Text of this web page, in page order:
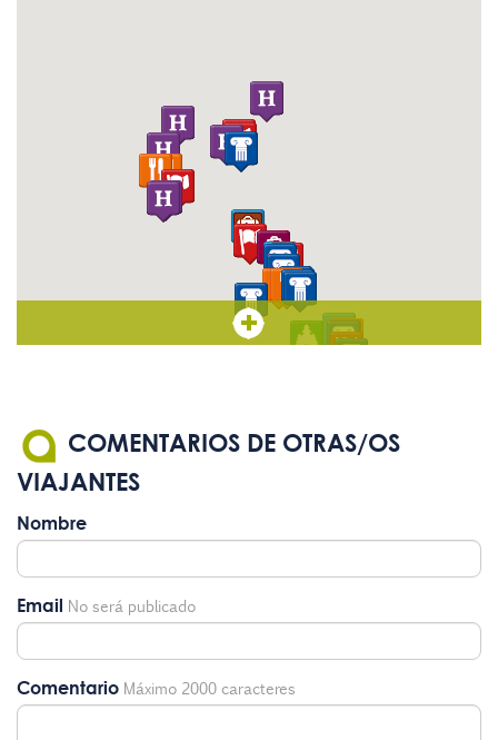
COMENTARIOS DE OTRAS/OS
VIAJANTES
Nombre
Email No será publicado
Comentario Máximo 2000 caracteres